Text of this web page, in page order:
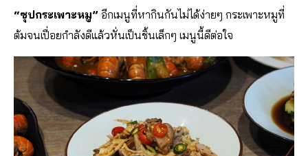
“ซุปกระเพาะหมู” อีกเมนูที่หากินกันไม่ได้ง่ายๆ กระเพาะหมูที่
ต้มจนเปื่อยกำลังดีแล้วหั่นเป็นชิ้นเล็กๆ เมนูนี้ดีต่อใจ